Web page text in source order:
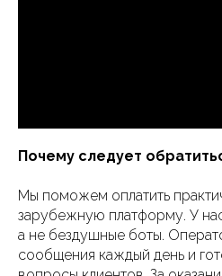
Почему следует
Мы поможем оплатить
зарубежную платформу. У
а не бездушные боты.
сообщения каждый день и